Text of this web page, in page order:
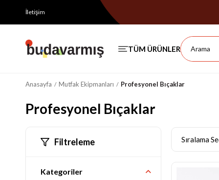
İletişim
Anasayfa Mutfak Ekipmanları Profesyonel Bıçaklar
Profesyonel Bıçaklar
Filtreleme
Kategoriler